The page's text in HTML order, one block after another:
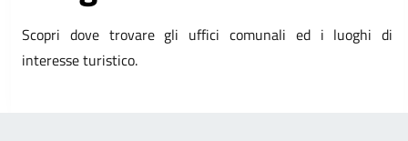
Scopri dove trovare gli uffici comunali ed i luoghi di
interesse turistico.